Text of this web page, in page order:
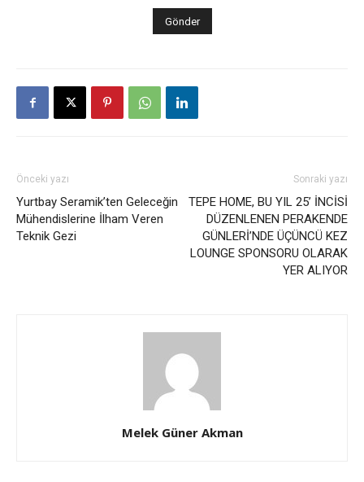
Önceki yazı
Yurtbay Seramik’ten Geleceğin
Mühendislerine İlham Veren
Teknik Gezi
Sonraki yazı
TEPE HOME, BU YIL 25’ İNCİSİ
DÜZENLENEN PERAKENDE
GÜNLERİ’NDE ÜÇÜNCÜ KEZ
LOUNGE SPONSORU OLARAK
YER ALIYOR
Melek Güner Akman